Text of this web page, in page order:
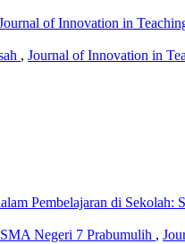
of Innovation in
, Journal of Innovation in
Pembelajaran di Sekolah:
Negeri 7 Prabumulih ,